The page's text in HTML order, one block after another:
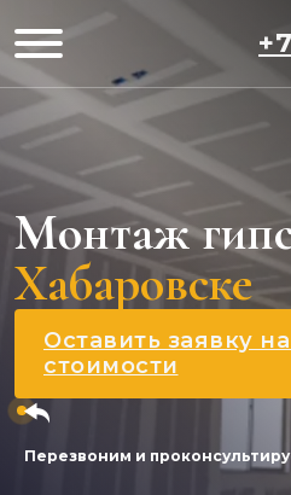
Монтаж
Хабаровске
Оставить заявку
стоимости
Перезвоним и